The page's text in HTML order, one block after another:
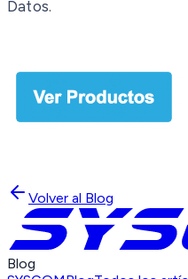
Datos.
Volver al Blog
Blog